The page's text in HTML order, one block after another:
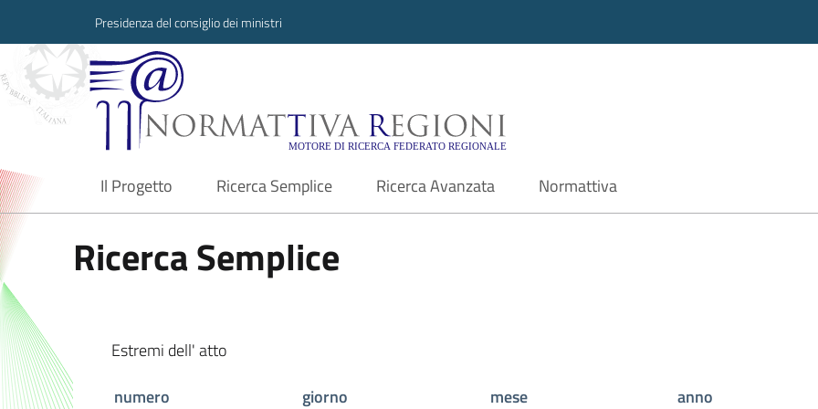
Presidenza del consiglio dei ministri
Normattiva Regioni - Motore di ricerca
Il Progetto
current Ricerca Semplice Ricerca Avanzata Normattiva
Ricerca Semplice
Estremi dell' atto
numero
giorno mese
anno